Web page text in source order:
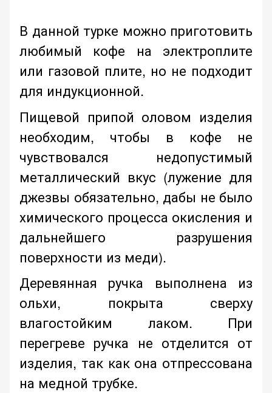
В данной турке можно приготовить
любимый кофе на электроплите
или газовой плите, но не подходит
для индукционной.
Пищевой припой оловом изделия
необходим, чтобы в кофе не
чувствовался недопустимый
металлический вкус (лужение для
джезвы обязательно, дабы не было
химического процесса окисления и
дальнейшего разрушения
поверхности из меди).
Деревянная ручка выполнена из
ольхи, покрыта сверху
влагостойким лаком. При
перегреве ручка не отделится от
изделия, так как она отпрессована
на медной трубке.